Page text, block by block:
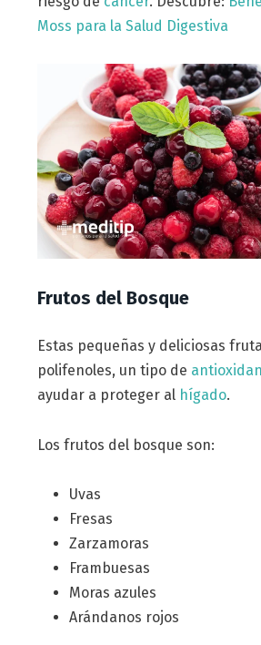
Moss para la Salud Digestiva
Frutos del Bosque
Estas pequeñas y deliciosas
polifenoles, un tipo de
ayudar a proteger al hígado.
Los frutos del bosque son:
Uvas
Fresas
Zarzamoras
Frambuesas
Moras azules
Arándanos rojos